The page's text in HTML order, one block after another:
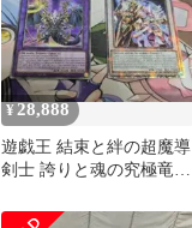
¥ 28,888
遊戯王 結束と絆の超魔導
剣士 誇りと魂の究極竜